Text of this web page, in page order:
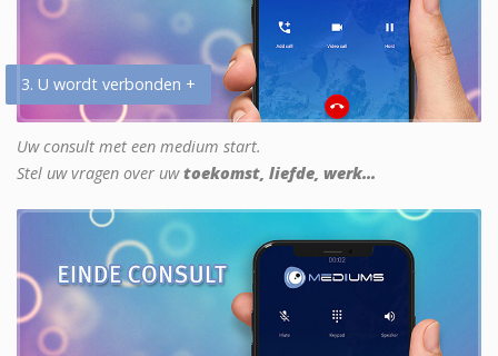
3. U wordt verbonden +
Uw consult met een medium start.
Stel uw vragen over uwtoekomst, liefde, werk...